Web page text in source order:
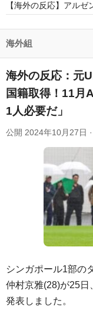
【海外の反応】アル
大谷翔平が今永昇太を
Powered by livedoor
海外組
海外の反応：元
国籍取得！11月
1人必要だ」
公開 2024年10月27日
シンガポール1部の
仲村京雅(28)が25日
発表しました。